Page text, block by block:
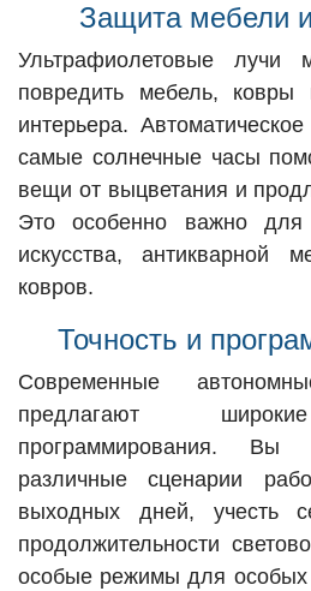
Защита мебели
Ультрафиолетовые лучи
повредить мебель, ковры
интерьера.
самые солнечные часы
вещи от выцветания и
Это особенно важно для
искусства, антикварной
ковров.
Точность и
Современные
предлагают
программирования. Вы
различные сценарии
выходных дней, учесть
продолжительности
особые режимы для особых